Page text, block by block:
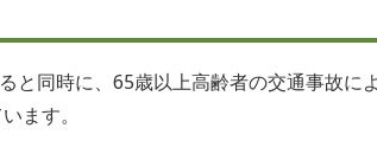
と同時に、65歳以上高齢者の交通事故に
ます。